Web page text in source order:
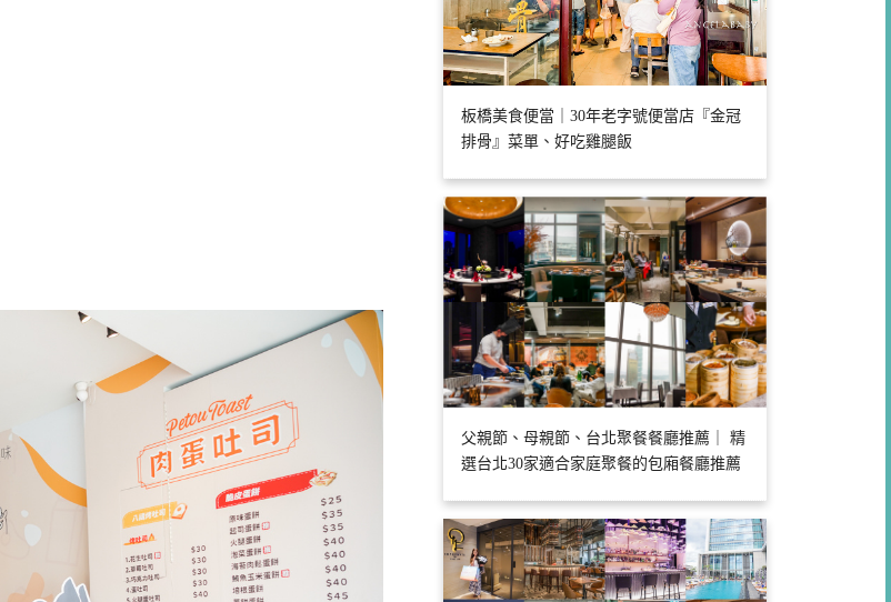
板橋美食便當｜30年老字號便當店『金冠
排骨』菜單、好吃雞腿飯
父親節、母親節、台北聚餐餐廳推薦｜ 精
選台北30家適合家庭聚餐的包廂餐廳推薦